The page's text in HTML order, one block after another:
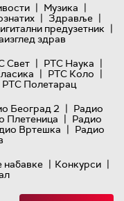
| Музика |
| Здравље |
предузетник |
здрав
Свет | РТС Наука |
| РТС Коло |
РТС Полетарац
Београд 2 | Радио
Плетеница | Радио
Вртешка | Радио
набавке | Конкурси |